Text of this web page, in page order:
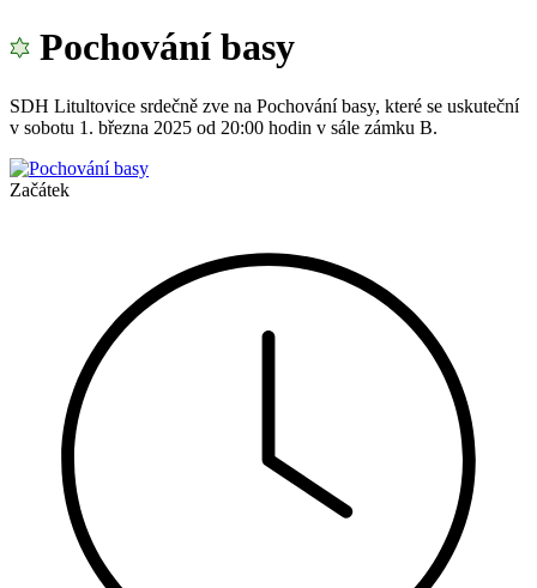
Pochování basy
SDH Litultovice srdečně zve na Pochování basy, které se uskuteční
v sobotu 1. března 2025 od 20:00 hodin v sále zámku B.
Začátek